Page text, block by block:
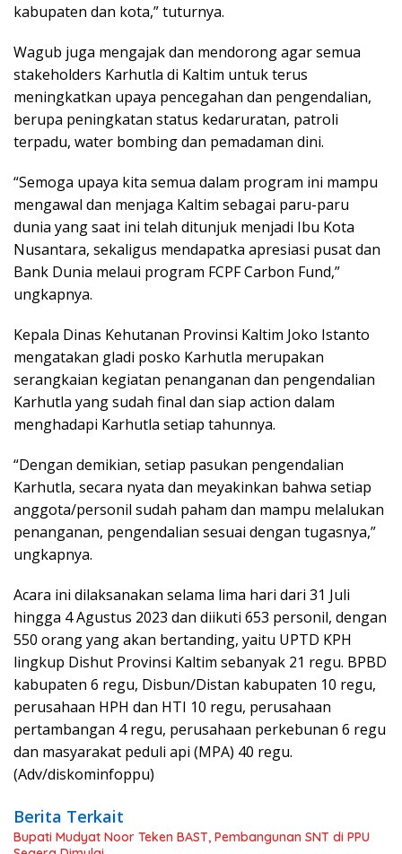
kabupaten dan kota,” tuturnya.
Wagub juga mengajak dan mendorong agar semua
stakeholders Karhutla di Kaltim untuk terus
meningkatkan upaya pencegahan dan pengendalian,
berupa peningkatan status kedaruratan, patroli
terpadu, water bombing dan pemadaman dini.
“Semoga upaya kita semua dalam program ini mampu
mengawal dan menjaga Kaltim sebagai paru-paru
dunia yang saat ini telah ditunjuk menjadi Ibu Kota
Nusantara, sekaligus mendapatka apresiasi pusat dan
Bank Dunia melaui program FCPF Carbon Fund,”
ungkapnya.
Kepala Dinas Kehutanan Provinsi Kaltim Joko Istanto
mengatakan gladi posko Karhutla merupakan
serangkaian kegiatan penanganan dan pengendalian
Karhutla yang sudah final dan siap action dalam
menghadapi Karhutla setiap tahunnya.
“Dengan demikian, setiap pasukan pengendalian
Karhutla, secara nyata dan meyakinkan bahwa setiap
anggota/personil sudah paham dan mampu melalukan
penanganan, pengendalian sesuai dengan tugasnya,”
ungkapnya.
Acara ini dilaksanakan selama lima hari dari 31 Juli
hingga 4 Agustus 2023 dan diikuti 653 personil, dengan
550 orang yang akan bertanding, yaitu UPTD KPH
lingkup Dishut Provinsi Kaltim sebanyak 21 regu. BPBD
kabupaten 6 regu, Disbun/Distan kabupaten 10 regu,
perusahaan HPH dan HTI 10 regu, perusahaan
pertambangan 4 regu, perusahaan perkebunan 6 regu
dan masyarakat peduli api (MPA) 40 regu.
(Adv/diskominfoppu)
Berita Terkait
Bupati Mudyat Noor Teken BAST, Pembangunan SNT di PPU